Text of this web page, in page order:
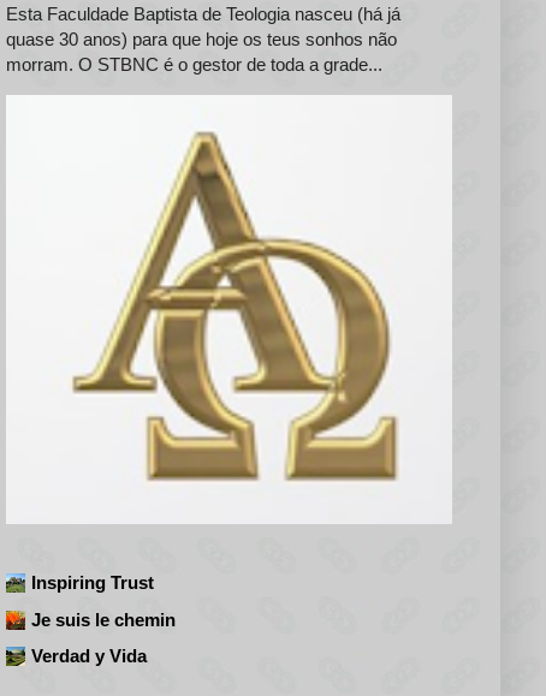
Esta Faculdade Baptista de Teologia nasceu (há já
quase 30 anos) para que hoje os teus sonhos não
morram. O STBNC é o gestor de toda a grade...
Inspiring Trust
Je suis le chemin
Verdad y Vida